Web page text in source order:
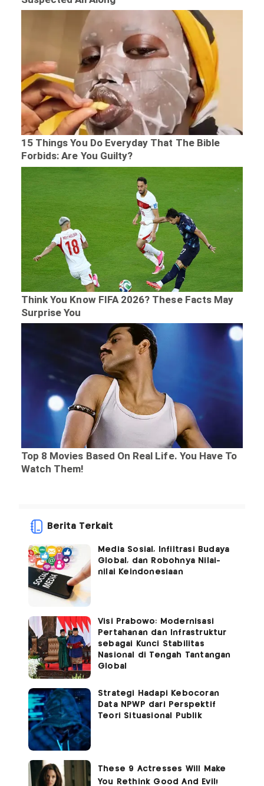
Berita Terkait
Media Sosial, Infiltrasi Budaya
Global, dan Robohnya Nilai-
nilai Keindonesiaan
Visi Prabowo: Modernisasi
Pertahanan dan Infrastruktur
sebagai Kunci Stabilitas
Nasional di Tengah Tantangan
Global
Strategi Hadapi Kebocoran
Data NPWP dari Perspektif
Teori Situasional Publik